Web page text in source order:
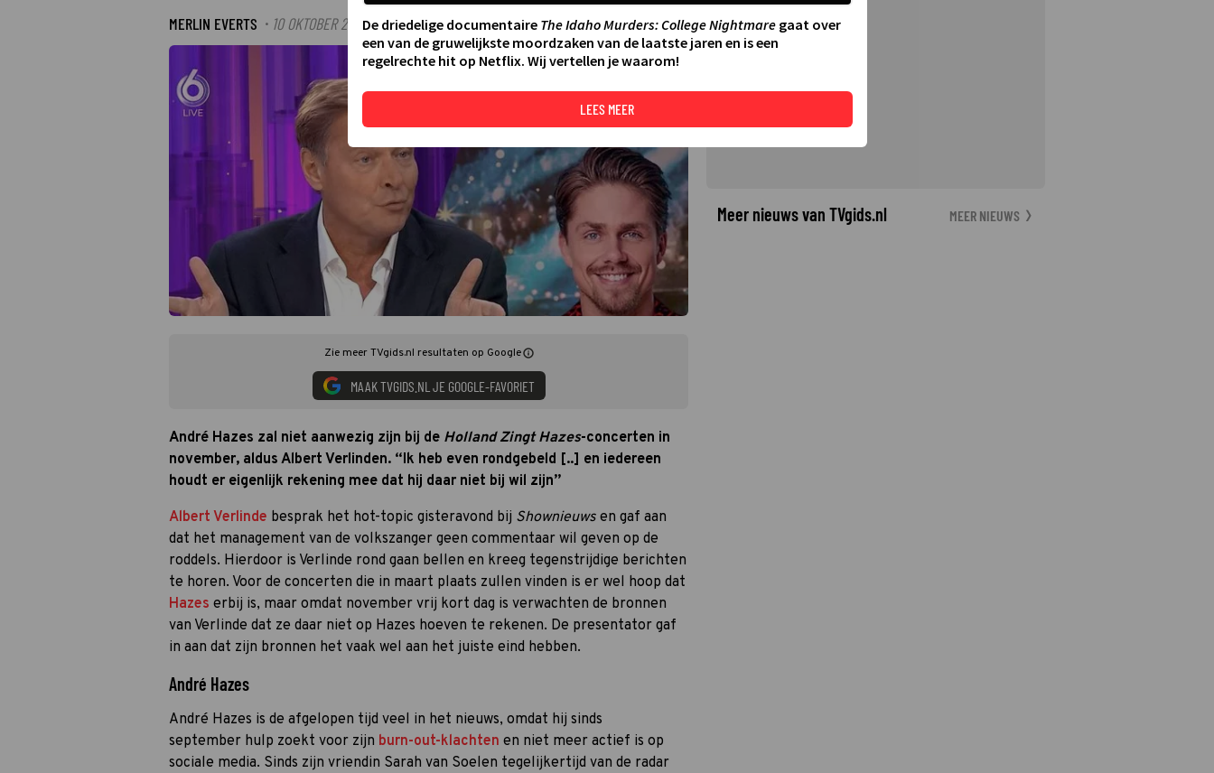
MERLIN EVERTS · 10 OKTOBER 2021 10:05
©
Zie meer TVgids.nl resultaten op Google
MAAK TVGIDS.NL JE GOOGLE-FAVORIET
André Hazes zal niet aanwezig zijn bij de Holland Zingt Hazes-concerten in
november, aldus Albert Verlinden. “Ik heb even rondgebeld [..] en iedereen
houdt er eigenlijk rekening mee dat hij daar niet bij wil zijn”
Albert Verlinde besprak het hot-topic gisteravond bij Shownieuws en gaf aan
dat het management van de volkszanger geen commentaar wil geven op de
roddels. Hierdoor is Verlinde rond gaan bellen en kreeg tegenstrijdige berichten
te horen. Voor de concerten die in maart plaats zullen vinden is er wel hoop dat
Hazes erbij is, maar omdat november vrij kort dag is verwachten de bronnen
van Verlinde dat ze daar niet op Hazes hoeven te rekenen. De presentator gaf
in aan dat zijn bronnen het vaak wel aan het juiste eind hebben.
André Hazes
André Hazes is de afgelopen tijd veel in het nieuws, omdat hij sinds
september hulp zoekt voor zijn burn-out-klachten en niet meer actief is op
sociale media. Sinds zijn vriendin Sarah van Soelen tegelijkertijd van de radar
Meer nieuws van TVgids.nl MEER NIEUWS
De driedelige documentaire The Idaho Murders: College Nightmaregaat over
een van de gruwelijkste moordzaken van de laatste jaren en is een
regelrechte hit op Netflix. Wij vertellen je waarom!
LEES MEER